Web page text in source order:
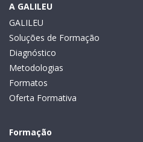
A GALILEU
GALILEU
Soluções de Formação
Diagnóstico
Metodologias
Formatos
Oferta Formativa
Formação